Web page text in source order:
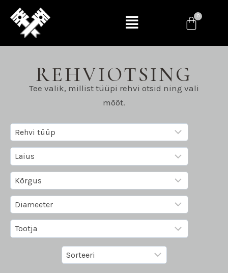
REHVIOTSING
Tee valik, millist tüüpi rehvi otsid ning vali
mõõt.